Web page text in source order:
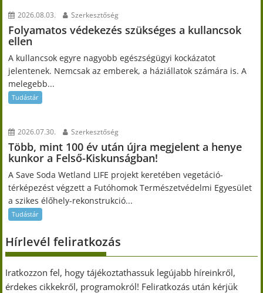
2026.08.03. Szerkesztőség
Folyamatos védekezés szükséges a kullancsok
ellen
A kullancsok egyre nagyobb egészségügyi kockázatot
jelentenek. Nemcsak az emberek, a háziállatok számára is. A
melegebb...
Tudástár
2026.07.30. Szerkesztőség
Több, mint 100 év után újra megjelent a henye
kunkor a Felső-Kiskunságban!
A Save Soda Wetland LIFE projekt keretében vegetáció-
térképezést végzett a Futóhomok Természetvédelmi Egyesület
a szikes élőhely-rekonstrukció...
Tudástár
Hírlevél feliratkozás
Iratkozzon fel, hogy tájékoztathassuk legújabb híreinkről,
érdekes cikkekről, programokról! Feliratkozás után kérjük